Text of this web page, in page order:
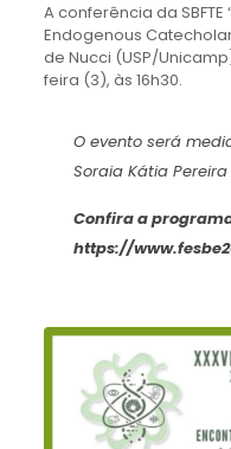
A conferência da
Endogenous
de Nucci (USP/
feira (3), às 16h30.
O evento será
Soraia Kátia Pereira
Confira a
https://